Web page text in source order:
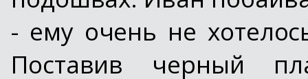
- ему очень не
Поставив черный